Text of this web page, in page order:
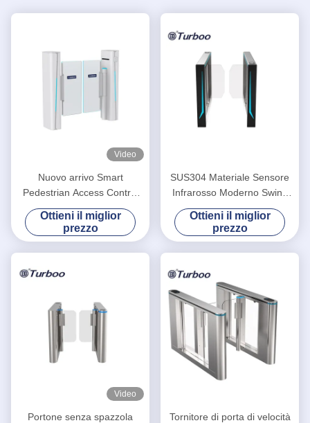
Video
Nuovo arrivo Smart
Pedestrian Access Control
velocità Tornitura Porta Nova
LA3219S
Ottieni il miglior
prezzo
SUS304 Materiale Sensore
Infrarosso Moderno Swing
Speed Gate Turnstiles con
MCBF elevato
Ottieni il miglior
prezzo
Video
Portone senza spazzola
Tornitore di porta di velocità